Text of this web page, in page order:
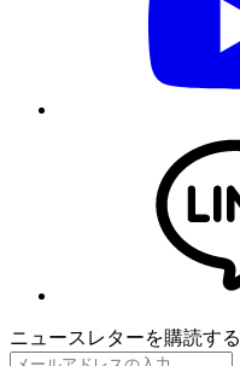
ニュースレターを購読する